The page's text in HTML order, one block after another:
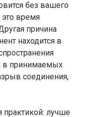
без вашего
это время
причина
находится в
в принимаемых
соединения,
практикой: лучше